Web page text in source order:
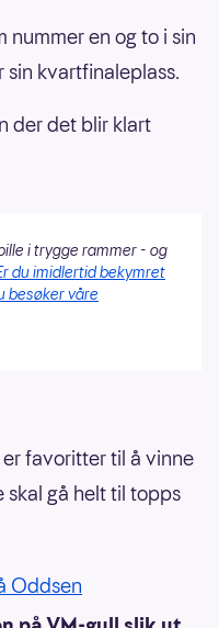
nummer en og to i sin
kvartfinaleplass.
der det blir klart
i trygge rammer - og
du imidlertid bekymret
besøker våre
favoritter til å vinne
gå helt til topps
Oddsen